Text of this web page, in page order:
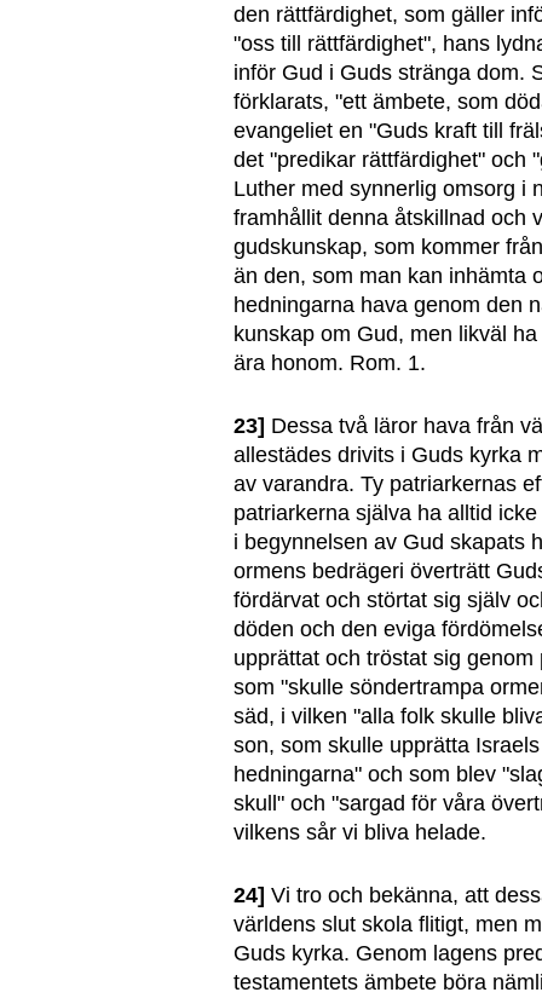
den rättfärdighet, som gäller
"oss till rättfärdighet", hans
inför Gud i Guds stränga dom.
förklarats, "ett ämbete, som
evangeliet en "Guds kraft till
det "predikar rättfärdighet" och
Luther med synnerlig omsorg i
framhållit denna åtskillnad och
gudskunskap, som kommer
än den, som man kan inhämta
hedningarna hava genom den
kunskap om Gud, men likväl
ära honom. Rom. 1.
23] Dessa två läror hava från
allestädes drivits i Guds kyrka
av varandra. Ty patriarkernas
patriarkerna själva ha alltid
i begynnelsen av Gud skapats
ormens bedrägeri överträtt
fördärvat och störtat sig själv
döden och den eviga
upprättat och tröstat sig
som "skulle söndertrampa
säd, i vilken "alla folk skulle
son, som skulle upprätta
hedningarna" och som blev
skull" och "sargad för våra
vilkens sår vi bliva helade.
24] Vi tro och bekänna, att
världens slut skola flitigt, men
Guds kyrka. Genom lagens
testamentets ämbete böra